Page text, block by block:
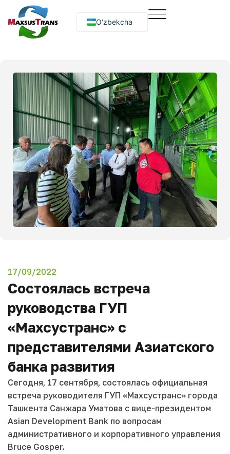
O‘zbekcha
Русский
17/09/2022
Состоялась встреча
руководства ГУП
«Махсустранс» с
представителями Азиатского
банка развития
Сегодня, 17 сентября, состоялась официальная
встреча руководителя ГУП «Maxсустранс» города
Ташкента Санжара Уматова с вице-президентом
Asian Development Bank по вопросам
административного и корпоративного управления
Bruce Gosper.